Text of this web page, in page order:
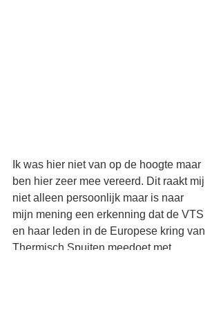
Ik was hier niet van op de hoogte maar
ben hier zeer mee vereerd. Dit raakt mij
niet alleen persoonlijk maar is naar
mijn mening een erkenning dat de VTS
en haar leden in de Europese kring van
Thermisch Spuiten meedoet met.